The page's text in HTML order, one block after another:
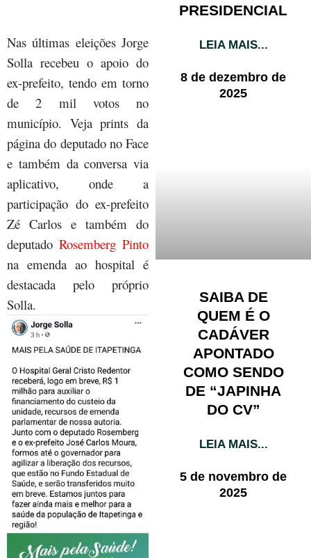
Nas últimas eleições Jorge
Solla recebeu o apoio do
ex-prefeito, tendo em torno
de 2 mil votos no
município. Veja prints da
página do deputado no Face
e também da conversa via
aplicativo, onde a
participação do ex-prefeito
Zé Carlos e também do
deputado Rosemberg Pinto
na emenda ao hospital é
destacada pelo próprio
Solla.
PRESIDENCIAL
LEIA MAIS...
8 de dezembro de
2025
SAIBA DE
QUEM É O
CADÁVER
APONTADO
COMO SENDO
DE “JAPINHA
DO CV”
LEIA MAIS...
5 de novembro de
2025